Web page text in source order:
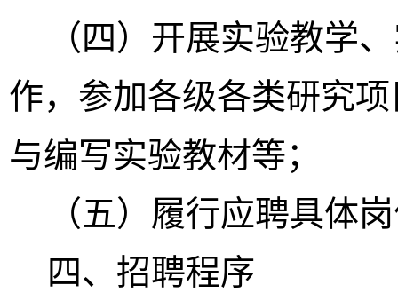
（四）开展实验教学
作，参加各级各类研究
与编写实验教材等；
（五）履行应聘具体
四、招聘程序